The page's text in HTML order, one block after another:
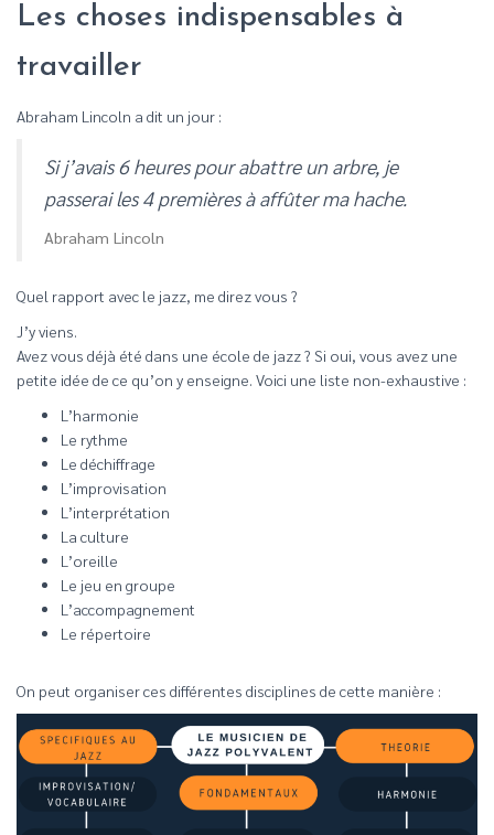
Les choses indispensables à
travailler
Abraham Lincoln a dit un jour :
Si j’avais 6 heures pour abattre un arbre, je
passerai les 4 premières à affûter ma hache.
Abraham Lincoln
Quel rapport avec le jazz, me direz vous ?
J’y viens.
Avez vous déjà été dans une école de jazz ? Si oui, vous avez une
petite idée de ce qu’on y enseigne. Voici une liste non-exhaustive :
L’harmonie
Le rythme
Le déchiffrage
L’improvisation
L’interprétation
La culture
L’oreille
Le jeu en groupe
L’accompagnement
Le répertoire
On peut organiser ces différentes disciplines de cette manière :